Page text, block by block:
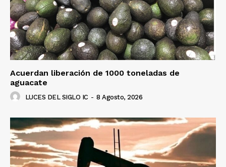
Acuerdan liberación de 1000 toneladas de
aguacate
LUCES DEL SIGLO IC - 8 Agosto, 2026